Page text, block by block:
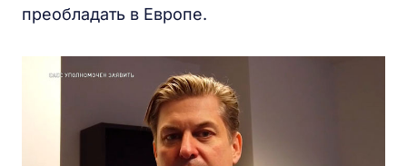
преобладать в Европе.